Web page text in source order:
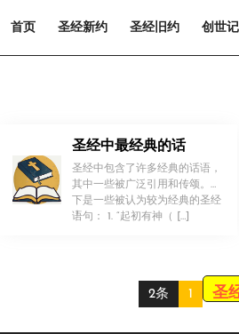
首页 圣经新约 圣经旧约 创世记
圣经中最经典的话
圣经中包含了许多经典的话语，
其中一些被广泛引用和传颂。以
下是一些被认为较为经典的圣经
语句： 1. “起初有神（ […]
！
2条 1 圣